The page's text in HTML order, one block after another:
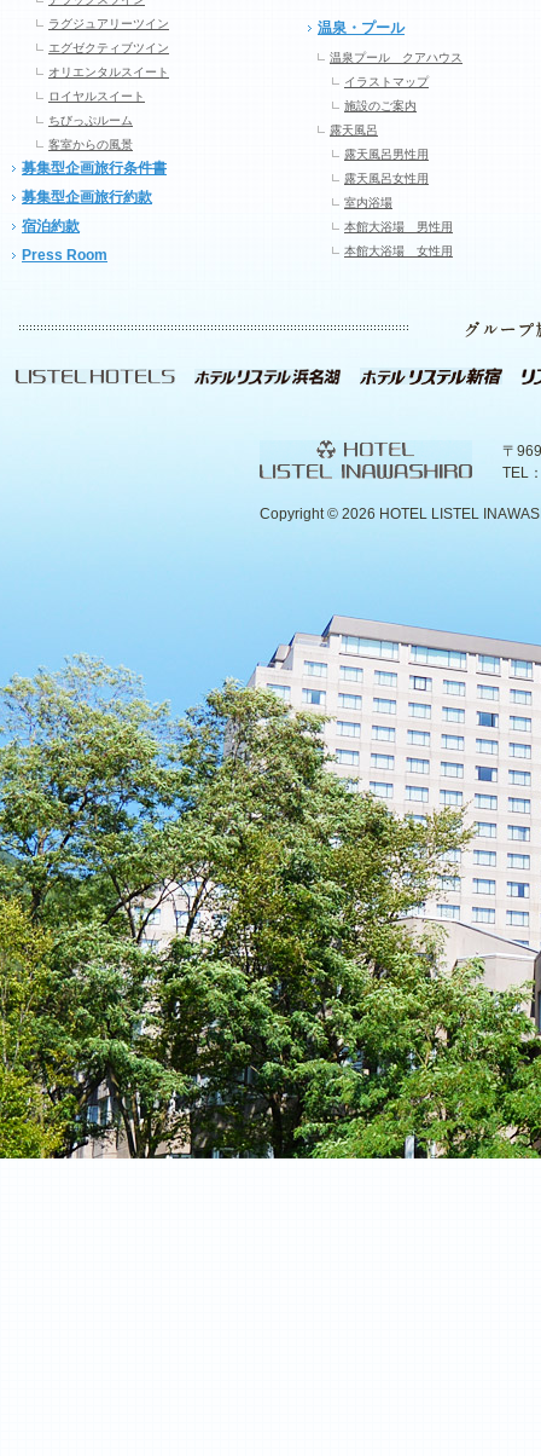
ラグジュアリーツイン
エグゼクティブツイン
オリエンタルスイート
ロイヤルスイート
ちびっぷルーム
客室からの風景
募集型企画旅行条件書
募集型企画旅行約款
宿泊約款
Press Room
温泉・プール
温泉プール クアハウス
イラストマップ
施設のご案内
露天風呂
露天風呂男性用
露天風呂女性用
室内浴場
本館大浴場 男性用
本館大浴場 女性用
〒
TEL
Copyright © 2026 HOTEL LISTEL